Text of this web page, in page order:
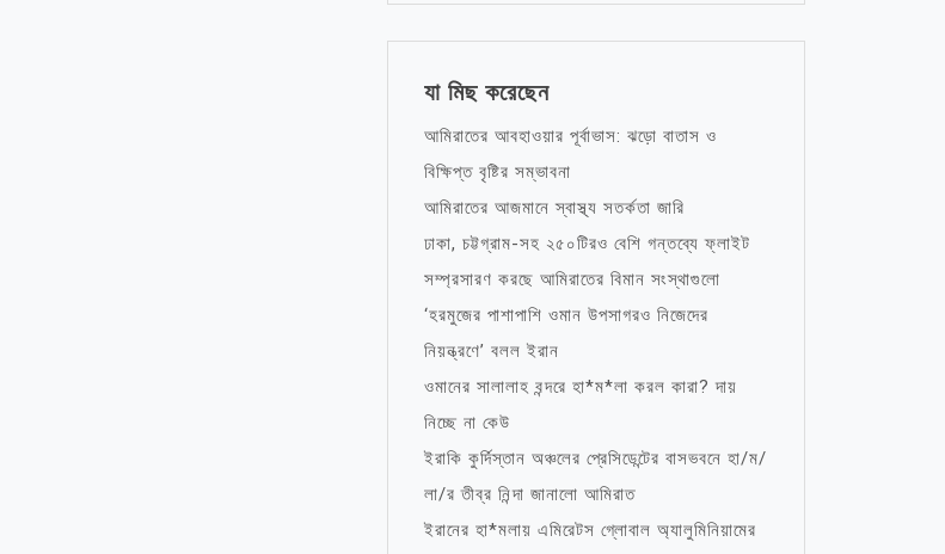
যা মিছ করেছেন
আমিরাতের আবহাওয়ার পূর্বাভাস: ঝড়ো বাতাস ও
বিক্ষিপ্ত বৃষ্টির সম্ভাবনা
আমিরাতের আজমানে স্বাস্থ্য সতর্কতা জারি
ঢাকা, চট্টগ্রাম-সহ ২৫০টিরও বেশি গন্তব্যে ফ্লাইট
সম্প্রসারণ করছে আমিরাতের বিমান সংস্থাগুলো
‘হরমুজের পাশাপাশি ওমান উপসাগরও নিজেদের
নিয়ন্ত্রণে’ বলল ইরান
ওমানের সালালাহ বন্দরে হা*ম*লা করল কারা? দায়
নিচ্ছে না কেউ
ইরাকি কুর্দিস্তান অঞ্চলের প্রেসিডেন্টের বাসভবনে হা/ম/
লা/র তীব্র নিন্দা জানালো আমিরাত
ইরানের হা*মলায় এমিরেটস গ্লোবাল অ্যালুমিনিয়ামের